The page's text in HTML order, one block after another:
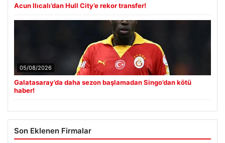
Acun Ilıcalı’dan Hull City’e rekor transfer!
05/08/2026
Galatasaray’da daha sezon başlamadan Singo’dan kötü
haber!
Son Eklenen Firmalar